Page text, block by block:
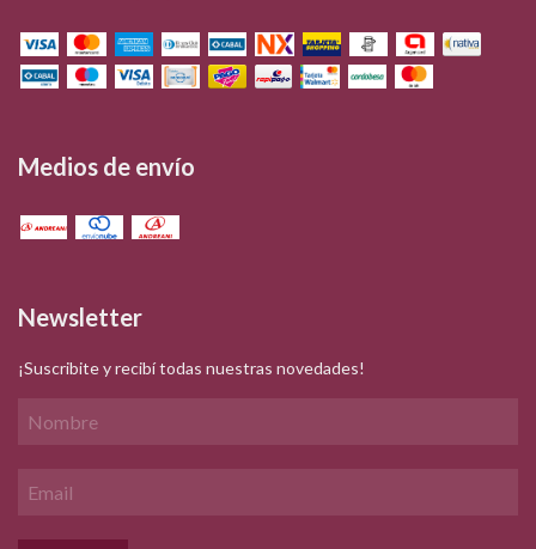
Medios de envío
Newsletter
¡Suscribite y recibí todas nuestras novedades!